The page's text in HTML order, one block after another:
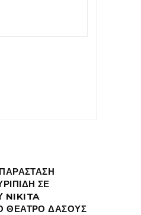
ΣΕ
NIKITA
ΘΕΑΤΡΟ ΔΑΣΟΥΣ